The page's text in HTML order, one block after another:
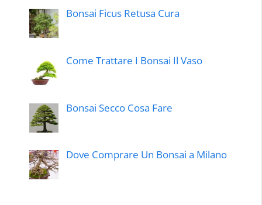
Bonsai Ficus Retusa Cura
Come Trattare I Bonsai Il Vaso
Bonsai Secco Cosa Fare
Dove Comprare Un Bonsai a Milano